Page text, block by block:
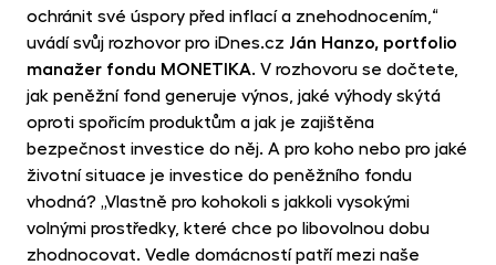
ochránit své úspory před inflací a znehodnocením,“
uvádí svůj rozhovor pro iDnes.cz Ján Hanzo, portfolio
manažer fondu MONETIKA. V rozhovoru se dočtete,
jak peněžní fond generuje výnos, jaké výhody skýtá
oproti spořicím produktům a jak je zajištěna
bezpečnost investice do něj. A pro koho nebo pro jaké
životní situace je investice do peněžního fondu
vhodná? „Vlastně pro kohokoli s jakkoli vysokými
volnými prostředky, které chce po libovolnou dobu
zhodnocovat. Vedle domácností patří mezi naše